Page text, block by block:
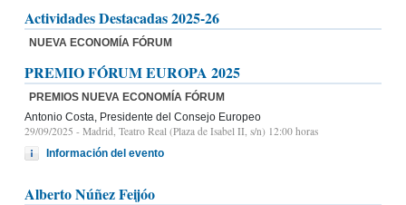
Actividades Destacadas 2025-26
NUEVA ECONOMÍA FÓRUM
PREMIO FÓRUM EUROPA 2025
PREMIOS NUEVA ECONOMÍA FÓRUM
Antonio Costa, Presidente del Consejo Europeo
29/09/2025 - Madrid, Teatro Real (Plaza de Isabel II, s/n) 12:00 horas
Información del evento
Alberto Núñez Feijóo